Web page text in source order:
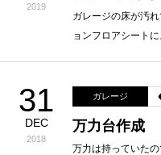
2019
ガレージの床が汚
ョンフロアシート
31
DEC
2018
ガレージ
万力台作成
万力は持っていた